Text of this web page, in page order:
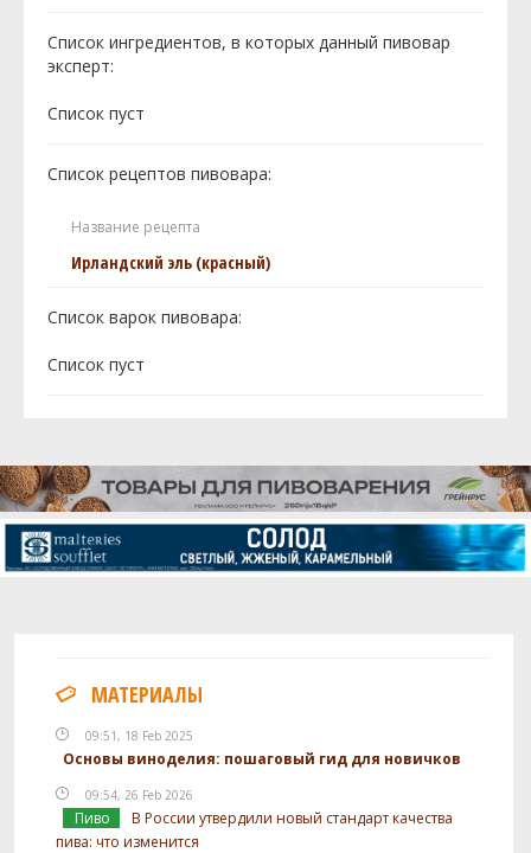
Список ингредиентов, в которых данный пивовар
эксперт:
Cписок пуст
Список рецептов пивовара:
Название рецепта
Ирландский эль (красный)
Список варок пивовара:
Cписок пуст
МАТЕРИАЛЫ
09:51, 18 Feb 2025
Основы виноделия: пошаговый гид для новичков
09:54, 26 Feb 2026
Пиво
В России утвердили новый стандарт качества
пива: что изменится